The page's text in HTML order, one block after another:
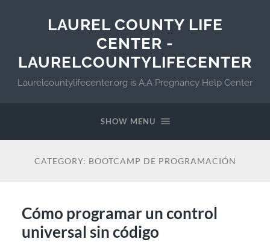
LAUREL COUNTY LIFE
CENTER -
LAURELCOUNTYLIFECENTER
Laurelcountylifecenter.org is A.A Pregnancy Help Center
SHOW MENU
CATEGORY: BOOTCAMP DE PROGRAMACIÓN
Cómo programar un control
universal sin código